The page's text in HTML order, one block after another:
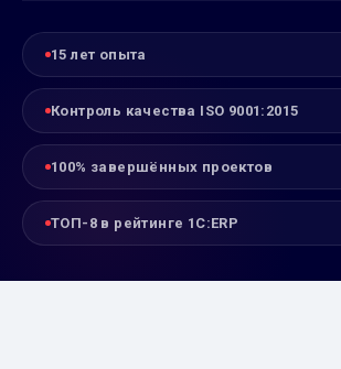
15 лет опыта
Контроль качества ISO 9001:2015
100% завершённых проектов
ТОП-8 в рейтинге 1С:ERP